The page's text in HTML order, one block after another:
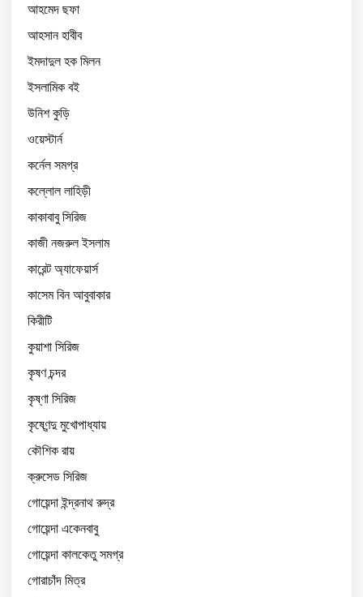
আহমেদ ছফা
আহসান হাবীব
ইমদাদুল হক মিলন
ইসলামিক বই
উনিশ কুড়ি
ওয়েস্টার্ন
কর্নেল সমগ্র
কল্লোল লাহিড়ী
কাকাবাবু সিরিজ
কাজী নজরুল ইসলাম
কারেন্ট অ্যাফেয়ার্স
কাসেম বিন আবুবাকার
কিরীটি
কুয়াশা সিরিজ
কৃষণ চন্দর
কৃষ্ণা সিরিজ
কৃষ্ণেন্দু মুখোপাধ্যায়
কৌশিক রায়
ক্রুসেড সিরিজ
গোয়েন্দা ইন্দ্রনাথ রুদ্র
গোয়েন্দা একেনবাবু
গোয়েন্দা কালকেতু সমগ্র
গোরাচাঁদ মিত্র